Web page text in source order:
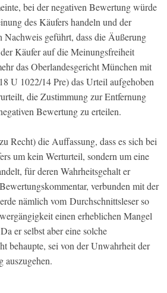
bei der negativen Bewertung würde
des Käufers handeln und der
Nachweis geführt, dass die Äußerung
Käufer auf die Meinungsfreiheit
das Oberlandesgericht München mit
U 1022/14 Pre) das Urteil aufgehoben
die Zustimmung zur Entfernung
Bewertung zu erteilen.
Recht) die Auffassung, dass es sich bei
um kein Werturteil, sondern um eine
für deren Wahrheitsgehalt er
verbunden mit der
nämlich vom Durchschnittsleser so
einen erheblichen Mangel
er selbst aber eine solche
behaupte, sei von der Unwahrheit der
auszugehen.